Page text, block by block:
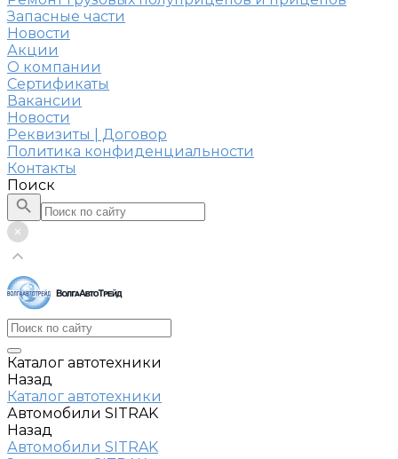
Запасные части
Новости
Акции
О компании
Сертификаты
Вакансии
Новости
Реквизиты | Договор
Политика конфиденциальности
Контакты
Поиск
Каталог автотехники
Назад
Каталог автотехники
Автомобили SITRAK
Назад
Автомобили SITRAK